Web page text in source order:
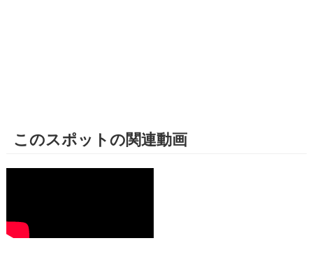
このスポットの関連動画